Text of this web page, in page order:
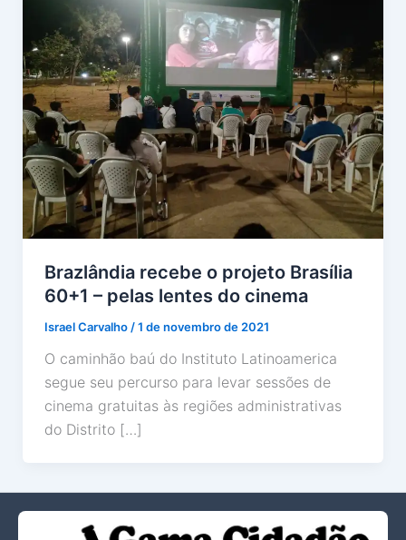
Brazlândia recebe o projeto Brasília
60+1 – pelas lentes do cinema
Israel Carvalho /1 de novembro de 2021
O caminhão baú do Instituto Latinoamerica
segue seu percurso para levar sessões de
cinema gratuitas às regiões administrativas
do Distrito […]